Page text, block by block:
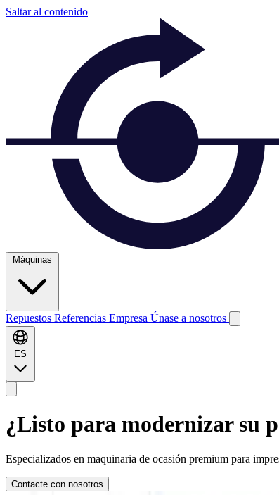
Saltar al contenido
Máquinas
Repuestos Referencias Empresa Únase a nosotros
ES
¿Listo para modernizarsu
Especializados en maquinaria de ocasión premium para
Contacte con nosotros